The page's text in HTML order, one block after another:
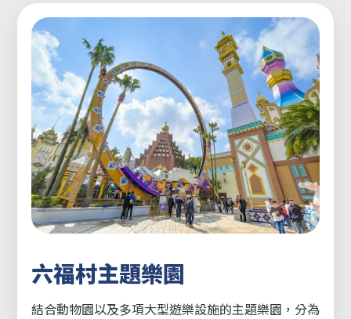
六福村主題樂園
結合動物園以及多項大型遊樂設施的主題樂園，分為